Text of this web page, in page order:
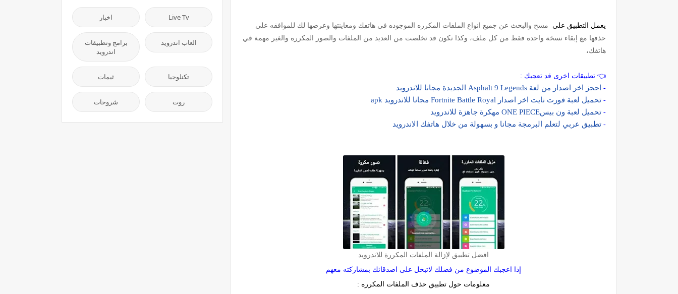
يعمل التطبيق على
مسح والبحث عن جميع انواع الملفات المكرره الموجوده في هاتفك ومعاينتها وعرضها لك للموافقه على
حذفها مع إبقاء نسخة واحده فقط من كل ملف، وكذا تكون قد تخلصت من العديد من الملفات والصور المكرره والغير مهمة في
هاتفك،
👈 تطبيقات اخرى قد تعجبك :
- احجز اخر اصدار من لعة Asphalt 9 Legends الجديدة مجانا للاندرويد
- تحميل لعبة فورت نايت اخر اصدار Fortnite Battle Royal مجانا للاندرويد apk
- تحميل لعبة ون بيسONE PIECE مهكرة جاهزة للاندرويد
- تطبيق عربي لتعلم البرمجة مجانا و بسهولة من خلال هاتفك الاندرويد
افضل تطبيق لإزالة الملفات المكررة للاندرويد
إذا اعجبك الموضوع من فضلك لاتبخل على اصدقائك بمشاركته معهم
معلومات حول تطبيق حذف الملفات المكرره :
Live Tv اخبار
العاب اندرويد
برامج وتطبيقات
اندرويد
تكنلوجيا ثيمات
روت شروحات